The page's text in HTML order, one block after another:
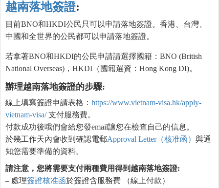
越南落地簽證:
目前BNO和HKDI公民只可以申請落地簽證。香港、台灣、
中國和全世界的公民都可以申請落地簽證。
若拿著BNO和HKDI的公民申請請選擇國籍：BNO (British
National Overseas)，HKDI（國籍選資：Hong Kong DI)。
辦理越南落地簽證的步驟:
線上填寫簽證申請表格： https://www.vietnam-visa.hk/apply-
vietnam-visa/支付服務費。
付款成功後哦們會給您發email讓您在檢查自己的信息。
於幾工作天內會收到確認電郵Approval Letter（核准函） 與通
知您需要準備的資料。
請注意，您將需要支付兩種費用得到越南落地簽證:
– 處理簽證核准函於簽證含服務費 （線上付款）